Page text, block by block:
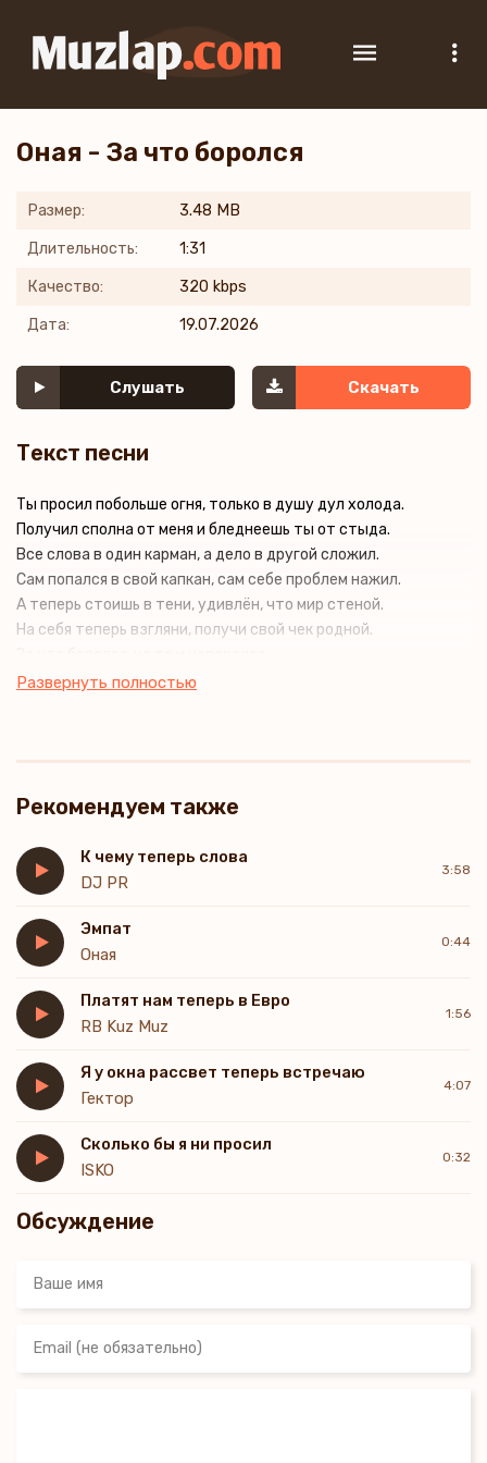
Оная - За что боролся
Размер: 3.48 MB
Длительность: 1:31
Качество: 320 kbps
Дата: 19.07.2026
Слушать Скачать
Текст песни
Ты просил побольше огня, только в душу дул холода.
Получил сполна от меня и бледнеешь ты от стыда.
Все слова в один карман, а дело в другой сложил.
Сам попался в свой капкан, сам себе проблем нажил.
А теперь стоишь в тени, удивлён, что мир стеной.
На себя теперь взгляни, получи свой чек родной.
Развернуть полностью
Рекомендуем также
К чему теперь слова
DJ PR
3:58
Эмпат
Оная
0:44
Платят нам теперь в Евро
RB Kuz Muz
1:56
Я у окна рассвет теперь встречаю
Гектор
4:07
Сколько бы я ни просил
ISKO
0:32
Обсуждение